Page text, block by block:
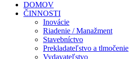
DOMOV
ČINNOSTI
Inovácie
Riadenie / Manažment
Stavebníctvo
Prekladateľstvo a tlmočenie
Vydavateľstvo